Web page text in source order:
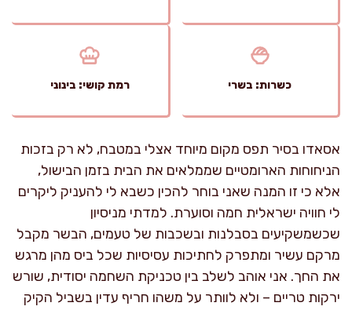
כשרות: בשרי רמת קושי: בינוני
אסאדו בסיר תפס מקום מיוחד אצלי במטבח, לא רק בזכות
הניחוחות הארומטיים שממלאים את הבית בזמן הבישול,
אלא כי זו המנה שאני בוחר להכין כשבא לי להעניק ליקרים
לי חוויה ישראלית חמה וסוערת. למדתי מניסיון
שכשמשקיעים בסבלנות ובשכבות של טעמים, הבשר מקבל
מרקם עשיר ומתפרק לחתיכות עסיסיות שכל ביס מהן מרגש
את החך. אני אוהב לשלב בין טכניקת השחמה יסודית, שורש
ירקות טריים – ולא לוותר על משהו חריף עדין בשביל הקיק